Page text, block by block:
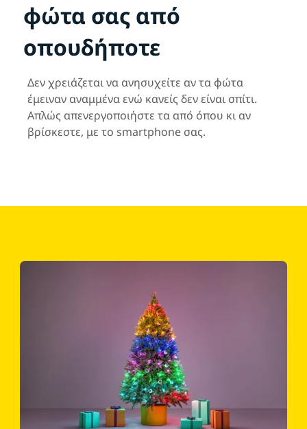
φώτα σας από
οπουδήποτε
Δεν χρειάζεται να ανησυχείτε αν τα φώτα
έμειναν αναμμένα ενώ κανείς δεν είναι σπίτι.
Απλώς απενεργοποιήστε τα από όπου κι αν
βρίσκεστε, με το smartphone σας.